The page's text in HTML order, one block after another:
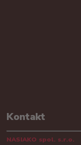
Kontakt
NASIAKO spol. s.r.o.